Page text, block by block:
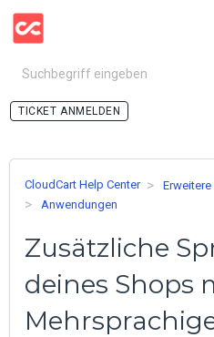
ANMELDEN
CloudCart Help Center
Anwendungen
Zusätzliche
deines Shops